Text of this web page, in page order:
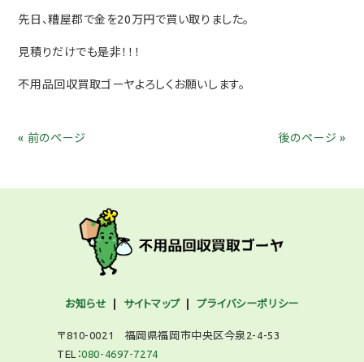
先日、糟屋郡で金を20万円で買い取りました。
見積りだけでも是非！！！
不用品回収買取ゴーヤよろしくお願いします。
« 前のページ 後のページ »
お知らせ サイトマップ プライバシーポリシー
〒810-0021 福岡県福岡市中央区今泉2-4-53
TEL：080-4697-7274